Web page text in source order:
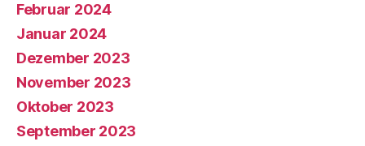
Februar 2024
Januar 2024
Dezember 2023
November 2023
Oktober 2023
September 2023